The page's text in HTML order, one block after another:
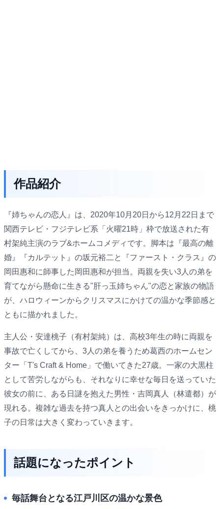
作品紹介
『姉ちゃんの恋人』は、2020年10月20日から12月22日まで
関西テレビ・フジテレビ系「火曜21時」枠で放送された有
村架純主演のラブ&ホームコメディです。脚本は『最高の離
婚』『カルテット』の坂元裕二と『ファースト・クラス』の
岡田惠和に師事した岡田惠和が担当。両親を失い3人の弟を
育てながら懸命に生きる"肝っ玉姉ちゃん"の恋と家族の物語
が、ハロウィーンからクリスマスにかけての温かな季節感と
ともに描かれました。
主人公・安達桃子（有村架純）は、高校3年生の時に両親を
事故で亡くしてから、3人の弟を養うため葛西のホームセン
ター「T's Craft & Home」で働いてきた27歳。一家の大黒柱
として苦労しながらも、それなりに幸せな毎日を送っていた
彼女の前に、ある日謎を抱えた男性・吉岡真人（林遣都）が
現れる。複雑な過去を持つ真人との出会いをきっかけに、桃
子の日常は大きく変わっていきます。
話題になったポイント
毎話舞台となる江戸川区の温かな景色